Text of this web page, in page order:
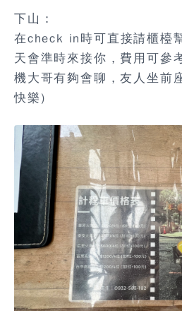
下山：
在check in時可直接請櫃檯
天會準時來接你，費用可參
機大哥有夠會聊，友人坐前
快樂)